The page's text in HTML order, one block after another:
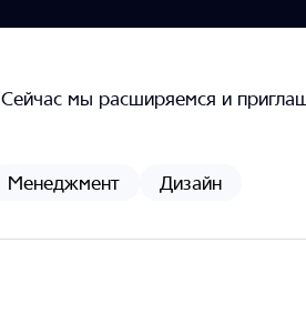
Сейчас мы расширяемся и
Менеджмент Дизайн